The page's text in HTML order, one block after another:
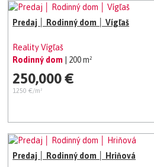
Predaj │ Rodinný dom │ Vígľaš
Reality Vígľaš
Rodinný dom
| 200 m²
250,000 €
1250 €/m²
Predaj │ Rodinný dom │ Hriňová